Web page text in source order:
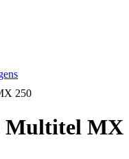
250
Multitel MX